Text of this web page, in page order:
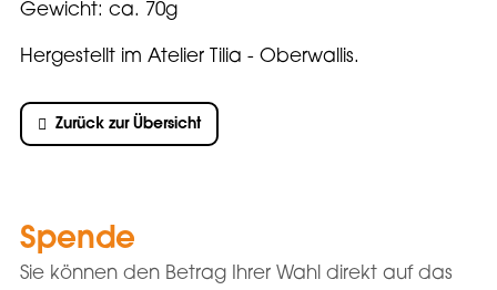
Gewicht: ca. 70g
Hergestellt im Atelier Tilia - Oberwallis.
Zurück zur Übersicht
Spende
Sie können den Betrag Ihrer Wahl direkt auf das